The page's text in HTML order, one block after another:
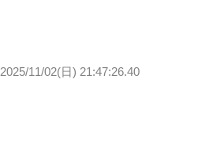
2025/11/02(日) 21:47:26.40